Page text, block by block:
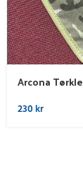
Arcona
230kr